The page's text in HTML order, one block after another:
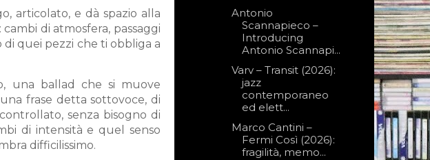
articolato, e dà spazio alla
di atmosfera, passaggi
di quei pezzi che ti obbliga a
una ballad che si muove
frase detta sottovoce, di
senza bisogno di
di intensità e quel senso
difficilissimo.
Antonio
Scannapieco –
Introducing
Antonio Scannapi...
Varv – Transit (2026):
jazz
contemporaneo
ed elett...
Marco Cantini –
Fermi Così (2026):
fragilità, memo...